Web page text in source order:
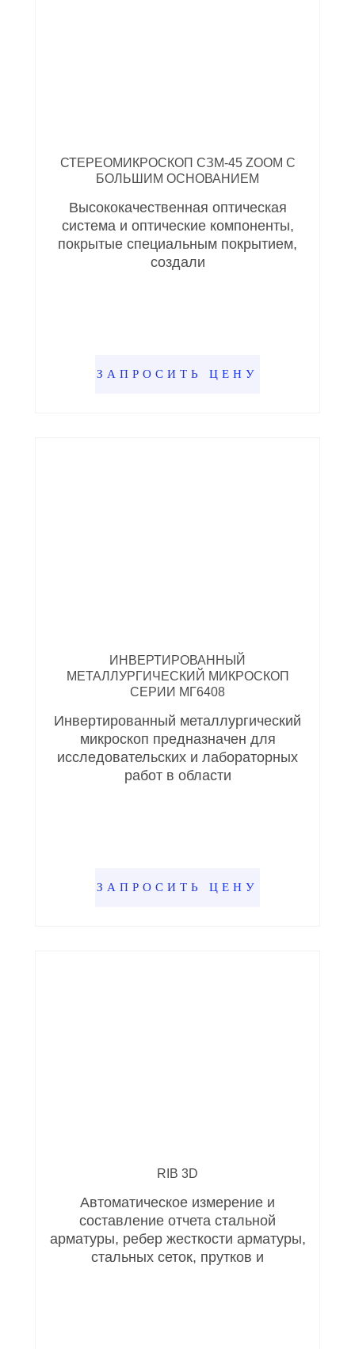
СТЕРЕОМИКРОСКОП СЗМ-45 ZOOM С
БОЛЬШИМ ОСНОВАНИЕМ
Высококачественная оптическая
система и оптические компоненты,
покрытые специальным покрытием,
создали
ЗАПРОСИТЬ ЦЕНУ
ИНВЕРТИРОВАННЫЙ
МЕТАЛЛУРГИЧЕСКИЙ МИКРОСКОП
СЕРИИ МГ6408
Инвертированный металлургический
микроскоп предназначен для
исследовательских и лабораторных
работ в области
ЗАПРОСИТЬ ЦЕНУ
RIB 3D
Автоматическое измерение и
составление отчета стальной
арматуры, ребер жесткости арматуры,
стальных сеток, прутков и